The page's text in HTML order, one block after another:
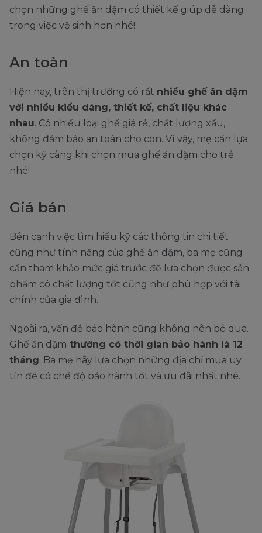
chọn những ghế ăn dặm có thiết kế giúp dễ dàng
trong việc vệ sinh hơn nhé!
An toàn
Hiện nay, trên thị trường có rất nhiều ghế ăn dặm
với nhiều kiểu dáng, thiết kế, chất liệu khác
nhau. Có nhiều loại ghế giá rẻ, chất lượng xấu,
không đảm bảo an toàn cho con. Vì vậy, mẹ cần lựa
chọn kỹ càng khi chọn mua ghế ăn dặm cho trẻ
nhé!
Giá bán
Bên cạnh việc tìm hiểu kỹ các thông tin chi tiết
cũng như tính năng của ghế ăn dặm, ba mẹ cũng
cần tham khảo mức giá trước để lựa chọn được sản
phẩm có chất lượng tốt cũng như phù hợp với tài
chính của gia đình.
Ngoài ra, vấn đề bảo hành cũng không nên bỏ qua.
Ghế ăn dặm thường có thời gian bảo hành là 12
tháng. Ba mẹ hãy lựa chọn những địa chỉ mua uy
tín để có chế độ bảo hành tốt và ưu đãi nhất nhé.